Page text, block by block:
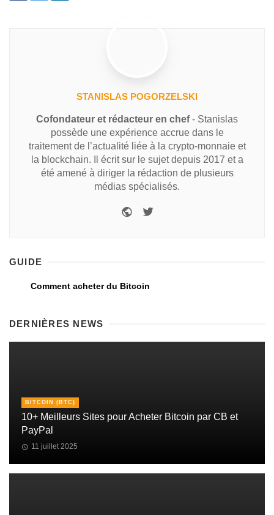
STANISLAS POGORZELSKI
Cofondateur et rédacteur en chef- Stanislas
possède une expérience accrue dans le
traitement de l’actualité liée à la crypto-monnaie et
la blockchain. Il écrit sur le sujet depuis 2017 et a
été amené à diriger la rédaction de plusieurs
médias spécialisés.
GUIDE
Comment acheter du Bitcoin
DERNIÈRES NEWS
BITCOIN (BTC)
10+ Meilleurs Sites pour Acheter Bitcoin par CB et
PayPal
11 juillet 2025